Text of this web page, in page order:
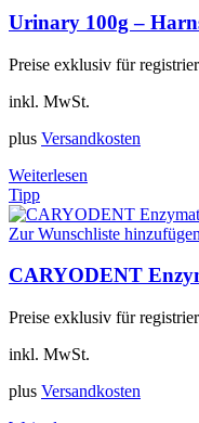
Urinary 100g –
Preise exklusiv für
inkl. MwSt.
plus Versandkosten
Weiterlesen
Tipp
Zur Wunschliste hinzufügen
CARYODENT
Preise exklusiv für
inkl. MwSt.
plus Versandkosten